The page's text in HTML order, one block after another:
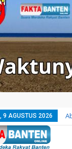
9 AGUSTUS 2026